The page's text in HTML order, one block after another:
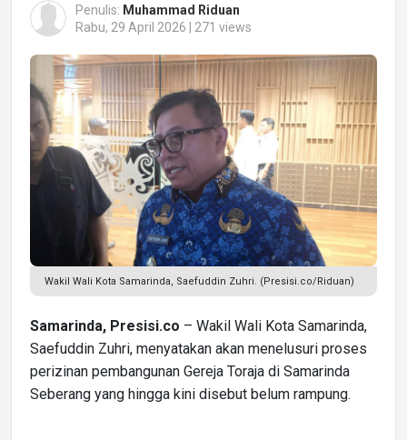
Penulis: Muhammad Riduan
Rabu, 29 April 2026 | 271 views
Wakil Wali Kota Samarinda, Saefuddin Zuhri. (Presisi.co/Riduan)
Samarinda, Presisi.co – Wakil Wali Kota Samarinda,
Saefuddin Zuhri, menyatakan akan menelusuri proses
perizinan pembangunan Gereja Toraja di Samarinda
Seberang yang hingga kini disebut belum rampung.